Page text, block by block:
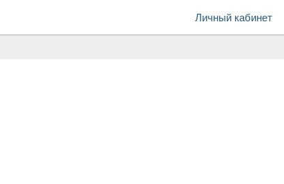
Личный кабинет